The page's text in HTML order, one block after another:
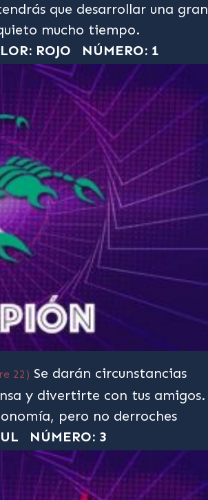
que desarrollar una gran
mucho tiempo.
ROJO NÚMERO: 1
22) Se darán circunstancias
y divertirte con tus amigos.
pero no derroches
NÚMERO: 3